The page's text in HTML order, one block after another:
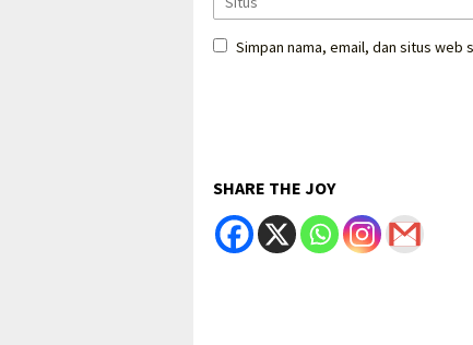
Simpan nama, email, dan situs web
SHARE THE JOY